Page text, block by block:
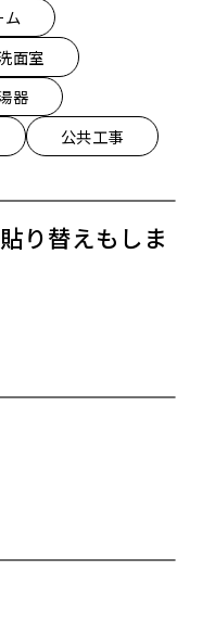
ム
面室
器
公共工事
り替えもしま